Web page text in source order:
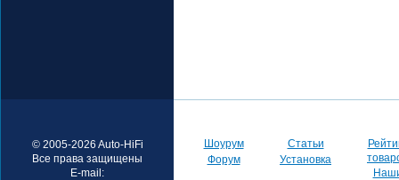
© 2005-2026 Auto-HiFi
Все права защищены
E-mail:
Шоурум
Форум
Статьи
Установка